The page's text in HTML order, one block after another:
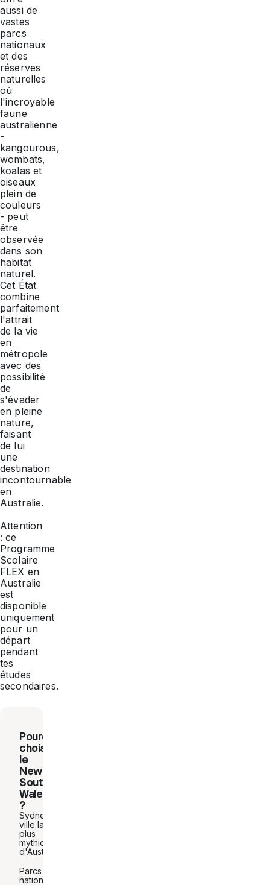
aussi de
vastes
parcs
nationaux
et des
réserves
naturelles
où
l'incroyable
faune
australienne
-
kangourous,
wombats,
koalas et
oiseaux
plein de
couleurs
- peut
être
observée
dans son
habitat
naturel.
Cet État
combine
parfaitement
l'attrait
de la vie
en
métropole
avec des
possibilité
de
s'évader
en pleine
nature,
faisant
de lui
une
destination
incontournable
en
Australie.
Attention
: ce
Programme
Scolaire
FLEX en
Australie
est
disponible
uniquement
pour un
départ
pendant
tes
études
secondaires.
Pourquoi
choisir
le
New
South
Wales
?
Sydney, la
ville la
plus
mythique
d'Australie
Parcs
nationaux